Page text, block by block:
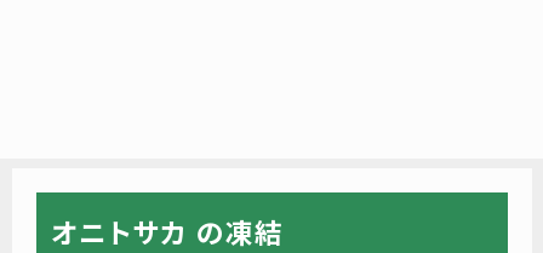
オニトサカ の凍結